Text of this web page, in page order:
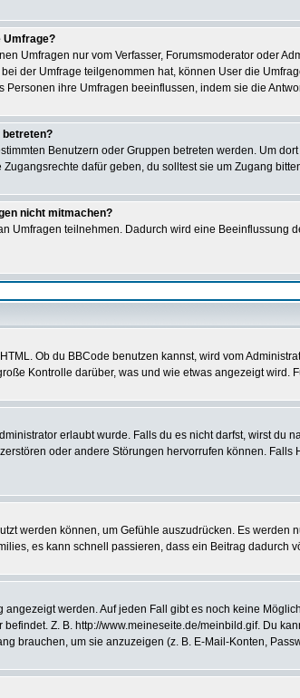
Umfrage?
Umfragen nur vom Verfasser, Forumsmoderator oder
der Umfrage teilgenommen hat, können User die
Personen ihre Umfragen beeinflussen, indem sie die
betreten?
Benutzern oder Gruppen betreten werden. Um
dafür geben, du solltest sie um Zugang
nicht mitmachen?
Umfragen teilnehmen. Dadurch wird eine
Ob du BBCode benutzen kannst, wird vom
Kontrolle darüber, was und wie etwas angezeigt
erlaubt wurde. Falls du es nicht darfst, wirst du
oder andere Störungen hervorrufen können.
werden können, um Gefühle auszudrücken. Es
es kann schnell passieren, dass ein Beitrag
angezeigt werden. Auf jeden Fall gibt es noch keine
Z. B. http://www.meineseite.de/meinbild.gif. Du
brauchen, um sie anzuzeigen (z. B. E-Mail-Konten,